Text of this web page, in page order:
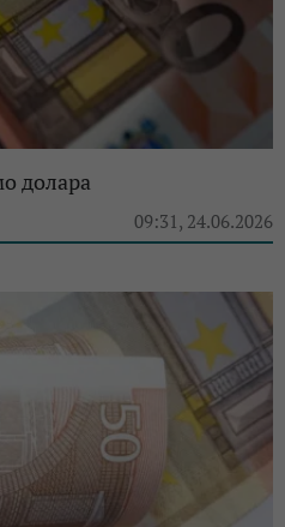
долара
09:31, 24.06.2026